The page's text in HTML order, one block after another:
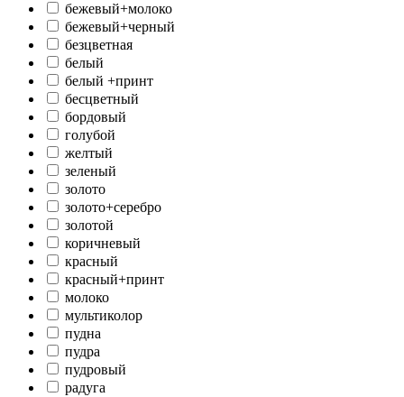
бежевый+молоко
бежевый+черный
безцветная
белый
белый +принт
бесцветный
бордовый
голубой
желтый
зеленый
золото
золото+серебро
золотой
коричневый
красный
красный+принт
молоко
мультиколор
пудна
пудра
пудровый
радуга